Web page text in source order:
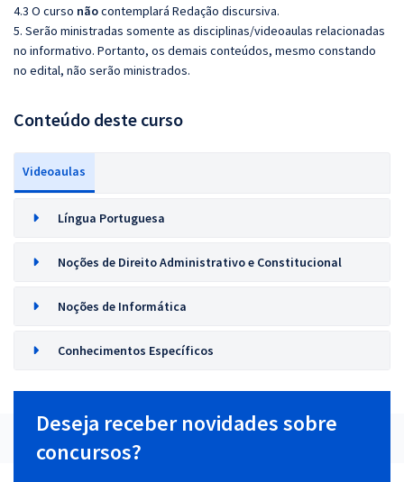
4.3 O curso nãocontemplará Redação discursiva.
5. Serão ministradas somente as disciplinas/videoaulas relacionadas
no informativo. Portanto, os demais conteúdos, mesmo constando
no edital, não serão ministrados.
Conteúdo deste curso
Videoaulas
Língua Portuguesa
Noções de Direito Administrativo e Constitucional
Noções de Informática
Conhecimentos Específicos
Deseja receber novidades sobre
concursos?